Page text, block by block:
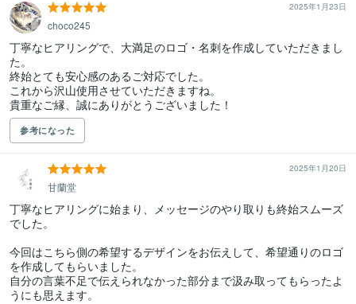
2025年1月23日
choco245
丁寧なヒアリングで、大満足のロゴ・名刺を作成していただきまし
た。
終始とても安心感のあるご対応でした。
これから沢山使用させていただきますね。
貴重なご縁、誠にありがとうございました！
参考になった
2025年1月20日
甘蘭堂
丁寧なヒアリングに始まり、メッセージのやり取りも終始スムーズ
でした。
今回はこちら側の希望するデザインをお伝えして、希望通りのロゴ
を作成してもらいました。
自分の言葉不足で伝えられなかった部分まで汲み取ってもらったよ
うにも思えます。